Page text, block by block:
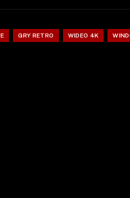
GRY RETRO WIDEO 4K